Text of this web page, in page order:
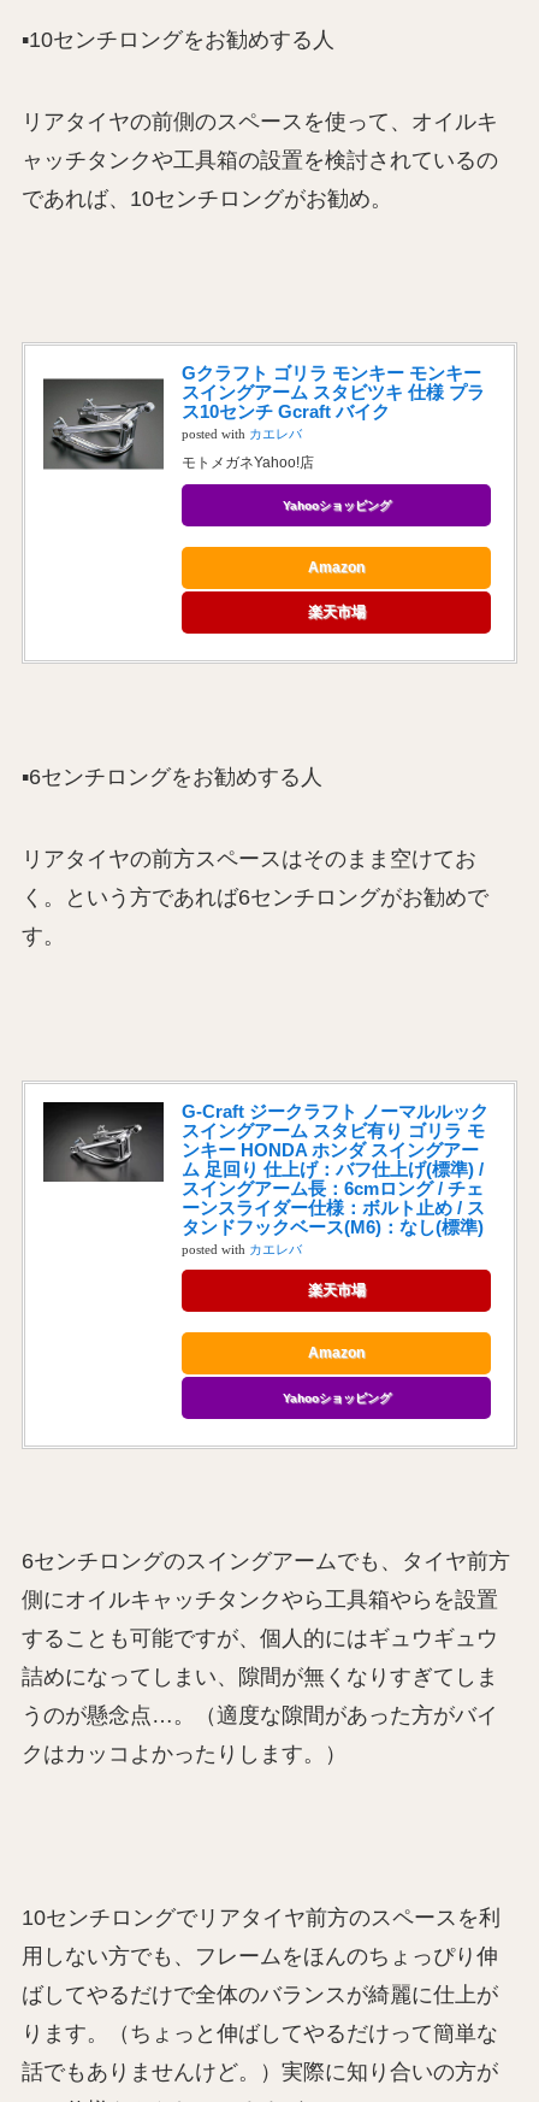
▪️10センチロングをお勧めする人
リアタイヤの前側のスペースを使って、オイルキ
ャッチタンクや工具箱の設置を検討されているの
であれば、10センチロングがお勧め。
Gクラフト ゴリラ モンキー モンキー
スイングアーム スタビツキ 仕様 プラ
ス10センチ Gcraft バイク
posted with カエレバ
モトメガネYahoo!店
Yahooショッピング
Amazon
楽天市場
▪️6センチロングをお勧めする人
リアタイヤの前方スペースはそのまま空けてお
く。という方であれば6センチロングがお勧めで
す。
G-Craft ジークラフト ノーマルルック
スイングアーム スタビ有り ゴリラ モ
ンキー HONDA ホンダ スイングアー
ム 足回り 仕上げ：バフ仕上げ(標準) /
スイングアーム長：6cmロング / チェ
ーンスライダー仕様：ボルト止め / ス
タンドフックベース(M6)：なし(標準)
posted with カエレバ
楽天市場
Amazon
Yahooショッピング
6センチロングのスイングアームでも、タイヤ前方
側にオイルキャッチタンクやら工具箱やらを設置
することも可能ですが、個人的にはギュウギュウ
詰めになってしまい、隙間が無くなりすぎてしま
うのが懸念点…。（適度な隙間があった方がバイ
クはカッコよかったりします。）
10センチロングでリアタイヤ前方のスペースを利
用しない方でも、フレームをほんのちょっぴり伸
ばしてやるだけで全体のバランスが綺麗に仕上が
ります。（ちょっと伸ばしてやるだけって簡単な
話でもありませんけど。）実際に知り合いの方が